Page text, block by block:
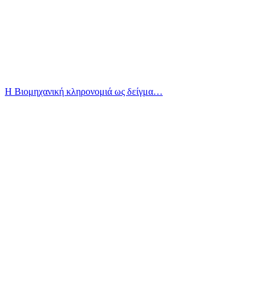
Η Βιομηχανική κληρονομιά ως δείγμα…